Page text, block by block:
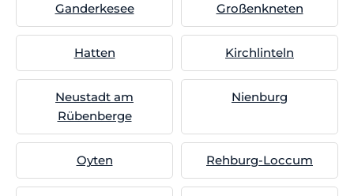
Ganderkesee Großenkneten
Hatten Kirchlinteln
Neustadt am
Rübenberge
Nienburg
Oyten Rehburg-Loccum